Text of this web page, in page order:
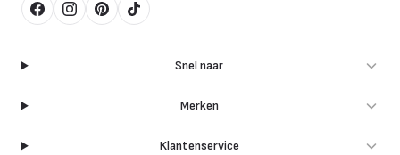
FacebookInstagram
Pinterest
TikTok
Snel naar
Merken
Klantenservice